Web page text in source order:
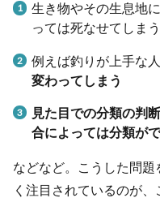
生き物やその生息地に
っては死なせてしまう
例えば釣りが上手な
変わってしまう
見た目での分類の判
合によっては分類が
などなど。こうした問
く注目されているのが